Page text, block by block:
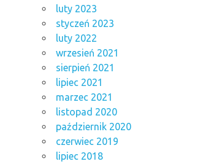
luty 2023
styczeń 2023
luty 2022
wrzesień 2021
sierpień 2021
lipiec 2021
marzec 2021
listopad 2020
październik 2020
czerwiec 2019
lipiec 2018